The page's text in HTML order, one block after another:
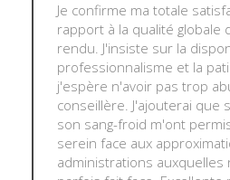
Je confirme ma totale
rapport à la qualité globale
rendu. J'insiste sur la
professionnalisme et la
j'espère n'avoir pas trop
conseillère. J'ajouterai que
son sang-froid m'ont
serein face aux
administrations auxquelles